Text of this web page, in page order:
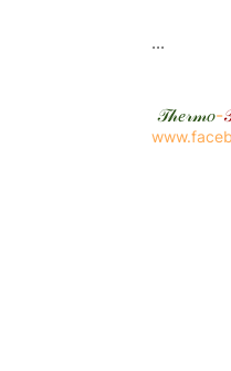
...
𝒯𝒽𝑒𝓇𝓂𝑜-